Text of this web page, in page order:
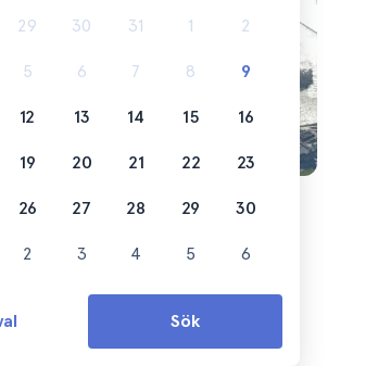
29 30 31 1 2
5 6 7 8 9
12 13 14 15 16
19 20 21 22 23
26 27 28 29 30
2 3 4 5 6
Sök